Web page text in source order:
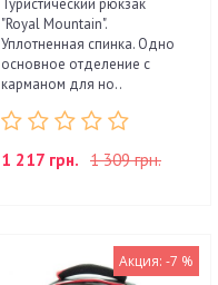
Туристический рюкзак
"Royal Mountain".
Уплотненная спинка. Одно
основное отделение с
карманом для но..
1 217 грн. 1 309 грн.
Акция: -7 %